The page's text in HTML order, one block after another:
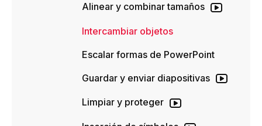
Alinear y combinar tamaños
Intercambiar objetos
Escalar formas de PowerPoint
Guardar y enviar diapositivas
Limpiar y proteger